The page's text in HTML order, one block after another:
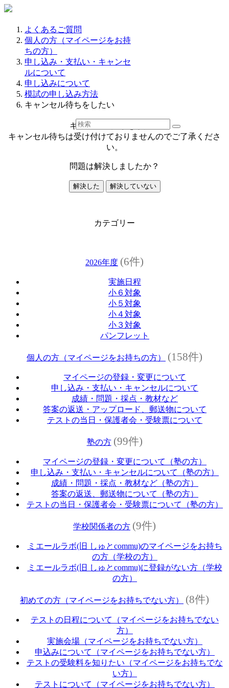
よくあるご質問
個人の方（マイページをお持
ちの方）
申し込み・支払い・キャンセ
ルについて
申し込みについて
模試の申し込み方法
キャンセル待ちをしたい
キャンセル待ちをしたい
キャンセル待ちは受け付けておりませんのでご了承くださ
い。
問題は解決しましたか？
解決した 解決していない
カテゴリー
2026年度 (6件)
実施日程
小６対象
小５対象
小４対象
小３対象
パンフレット
個人の方（マイページをお持ちの方） (158件)
マイページの登録・変更について
申し込み・支払い・キャンセルについて
成績・問題・採点・教材など
答案の返送・アップロード、郵送物について
テストの当日・保護者会・受験票について
塾の方 (99件)
マイページの登録・変更について（塾の方）
申し込み・支払い・キャンセルについて（塾の方）
成績・問題・採点・教材など（塾の方）
答案の返送、郵送物について（塾の方）
テストの当日・保護者会・受験票について（塾の方）
学校関係者の方 (9件)
ミエールラボ(旧 しゅとcommu)のマイページをお持ち
の方（学校の方）
ミエールラボ(旧 しゅとcommu)に登録がない方（学校
の方）
初めての方（マイページをお持ちでない方） (8件)
テストの日程について（マイページをお持ちでない
方）
実施会場（マイページをお持ちでない方）
申込みについて（マイページをお持ちでない方）
テストの受験料を知りたい（マイページをお持ちでな
い方）
テストについて（マイページをお持ちでない方）